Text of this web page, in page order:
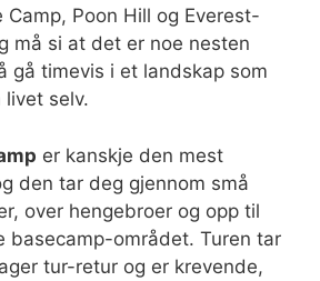
Camp, Poon Hill og Everest-
må si at det er noe nesten
gå timevis i et landskap som
livet selv.
er kanskje den mest
den tar deg gjennom små
over hengebroer og opp til
basecamp-området. Turen tar
tur-retur og er krevende,